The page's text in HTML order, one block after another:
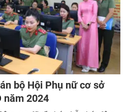
bộ Hội Phụ nữ cơ sở
năm 2024